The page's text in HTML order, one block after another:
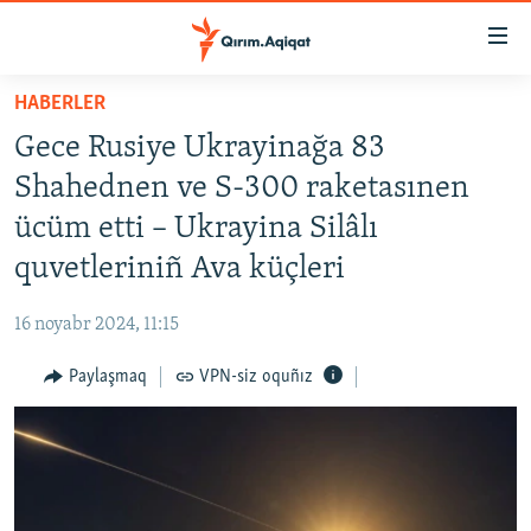
Esas
qaytmaq
Baş
navigatsiyağa
qaytmaq
Qıdıruvğa
SİYASET
İQTİSADİYAT
CEMİYET
İNSAN AQLARI
VİDEO
SÜRET
BLOGLAR
HABERLER
Gece Rusiye Ukrayinağa 83
Shahednen ve S-300 raketasınen
ücüm etti – Ukrayina Silâlı
quvetleriniñ Ava küçleri
16 noyabr 2024, 11:15
Paylaşmaq VPN-siz oquñız